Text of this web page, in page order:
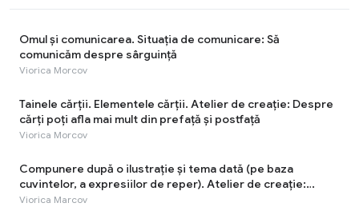
Omul și comunicarea. Situația de comunicare: Să
comunicăm despre sârguinţă
Viorica Morcov
Tainele cărţii. Elementele cărţii. Atelier de creație: Despre
cărți poți afla mai mult din prefață și postfață
Viorica Morcov
Compunere după o ilustrație și tema dată (pe baza
cuvintelor, a expresiilor de reper). Atelier de creație:
Munca - cea mai rodnică odihnă!
Viorica Marcov